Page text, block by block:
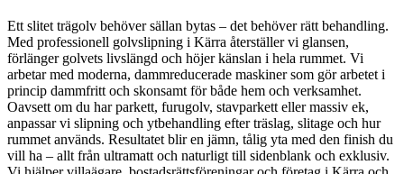
Ett slitet trägolv behöver sällan bytas – det behöver rätt behandling.
Med professionell golvslipning i Kärra återställer vi glansen,
förlänger golvets livslängd och höjer känslan i hela rummet. Vi
arbetar med moderna, dammreducerade maskiner som gör arbetet i
princip dammfritt och skonsamt för både hem och verksamhet.
Oavsett om du har parkett, furugolv, stavparkett eller massiv ek,
anpassar vi slipning och ytbehandling efter träslag, slitage och hur
rummet används. Resultatet blir en jämn, tålig yta med den finish du
vill ha – allt från ultramatt och naturligt till sidenblank och exklusiv.